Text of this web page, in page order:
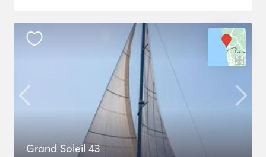
Grand Soleil 43